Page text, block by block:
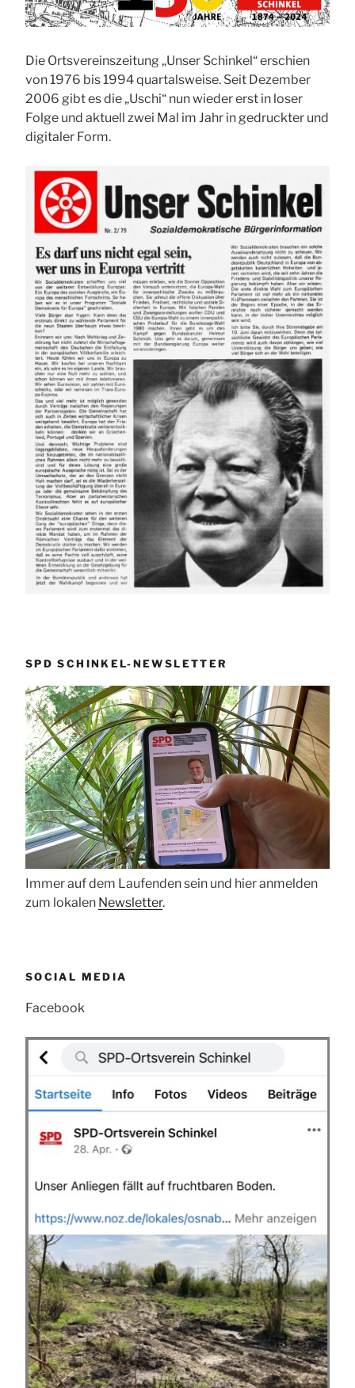
Die Ortsvereinszeitung „Unser Schinkel“ erschien
von 1976 bis 1994 quartalsweise. Seit Dezember
2006 gibt es die „Uschi“ nun wieder erst in loser
Folge und aktuell zwei Mal im Jahr in gedruckter und
digitaler Form.
SPD SCHINKEL-NEWSLETTER
Immer auf dem Laufenden sein und hier anmelden
zum lokalen Newsletter.
SOCIAL MEDIA
Facebook